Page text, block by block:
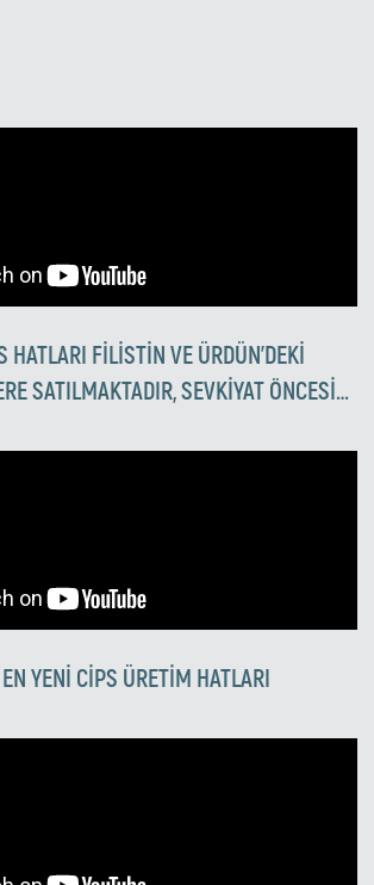
HATLARI FILISTIN VE ÜRDÜN'DEKI
SATILMAKTADIR, SEVKIYAT ÖNCESI
YENI CIPS ÜRETIM HATLARI